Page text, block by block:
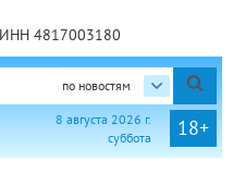
4817003180
по новостям
18+
8 августа 2026 г.
суббота